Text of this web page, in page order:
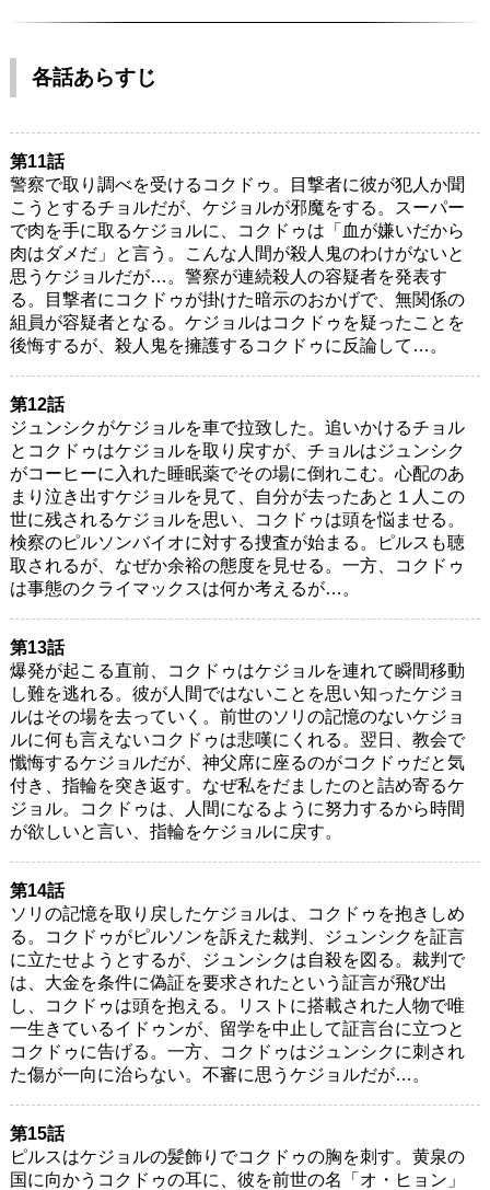
各話あらすじ
第11話
警察で取り調べを受けるコクドゥ。目撃者に彼が犯人か聞
こうとするチョルだが、ケジョルが邪魔をする。スーパー
で肉を手に取るケジョルに、コクドゥは「血が嫌いだから
肉はダメだ」と言う。こんな人間が殺人鬼のわけがないと
思うケジョルだが…。警察が連続殺人の容疑者を発表す
る。目撃者にコクドゥが掛けた暗示のおかげで、無関係の
組員が容疑者となる。ケジョルはコクドゥを疑ったことを
後悔するが、殺人鬼を擁護するコクドゥに反論して…。
第12話
ジュンシクがケジョルを車で拉致した。追いかけるチョル
とコクドゥはケジョルを取り戻すが、チョルはジュンシク
がコーヒーに入れた睡眠薬でその場に倒れこむ。心配のあ
まり泣き出すケジョルを見て、自分が去ったあと１人この
世に残されるケジョルを思い、コクドゥは頭を悩ませる。
検察のピルソンバイオに対する捜査が始まる。ピルスも聴
取されるが、なぜか余裕の態度を見せる。一方、コクドゥ
は事態のクライマックスは何か考えるが…。
第13話
爆発が起こる直前、コクドゥはケジョルを連れて瞬間移動
し難を逃れる。彼が人間ではないことを思い知ったケジョ
ルはその場を去っていく。前世のソリの記憶のないケジョ
ルに何も言えないコクドゥは悲嘆にくれる。翌日、教会で
懺悔するケジョルだが、神父席に座るのがコクドゥだと気
付き、指輪を突き返す。なぜ私をだましたのと詰め寄るケ
ジョル。コクドゥは、人間になるように努力するから時間
が欲しいと言い、指輪をケジョルに戻す。
第14話
ソリの記憶を取り戻したケジョルは、コクドゥを抱きしめ
る。コクドゥがピルソンを訴えた裁判、ジュンシクを証言
に立たせようとするが、ジュンシクは自殺を図る。裁判で
は、大金を条件に偽証を要求されたという証言が飛び出
し、コクドゥは頭を抱える。リストに搭載された人物で唯
一生きているイドゥンが、留学を中止して証言台に立つと
コクドゥに告げる。一方、コクドゥはジュンシクに刺され
た傷が一向に治らない。不審に思うケジョルだが…。
第15話
ピルスはケジョルの髪飾りでコクドゥの胸を刺す。黄泉の
国に向かうコクドゥの耳に、彼を前世の名「オ・ヒョン」